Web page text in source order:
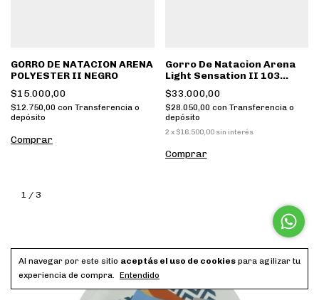
Al navegar por este sitio aceptás el uso de cookies para agilizar tu
experiencia de compra. Entendido
GORRO DE NATACION ARENA
POLYESTER II NEGRO
$15.000,00
$12.750,00 con Transferencia o
depósito
Comprar
Gorro De Natacion Arena
Light Sensation II 103
Negro
$33.000,00
$28.050,00 con Transferencia o
depósito
2 x $16.500,00 sin interés
Comprar
1 / 3